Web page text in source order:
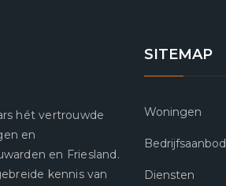
hét vertrouwde
en
en Friesland.
kennis van
SITEMAP
Woningen
Bedrijfsaanbod
Diensten